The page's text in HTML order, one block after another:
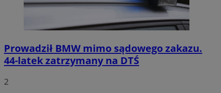
Prowadził BMW mimo sądowego zakazu.
44-latek zatrzymany na DTŚ
2